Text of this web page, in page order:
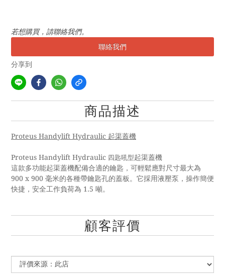
若想購買，請聯絡我們。
聯絡我們
分享到
商品描述
Proteus Handylift Hydraulic 起渠蓋機
Proteus Handylift Hydraulic 四匙吼型起渠蓋機
這款多功能起渠蓋機配備合適的鑰匙，可輕鬆應對尺寸最大為
900 x 900 毫米的各種帶鑰匙孔的蓋板。它採用液壓泵，操作簡便
快捷，安全工作負荷為 1.5 噸。
顧客評價